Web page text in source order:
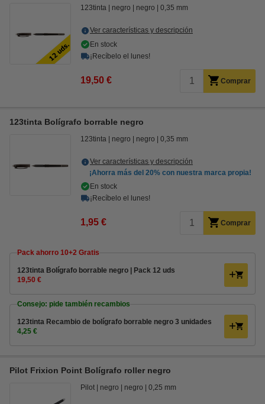
123tinta negro negro 0,35 mm
Ver características y descripción
En stock
¡Recíbelo el lunes!
19,50 € Comprar
123tinta Bolígrafo borrable negro
123tinta negro negro 0,35 mm
Ver características y descripción
¡Ahorra más del 20% con nuestra marca propia!
En stock
¡Recíbelo el lunes!
1,95 € Comprar
Pack ahorro 10+2 Gratis
123tinta Bolígrafo borrable negro | Pack 12 uds
19,50 €
Consejo: pide también recambios
123tinta Recambio de bolígrafo borrable negro 3 unidades
4,25 €
Pilot Frixion Point Bolígrafo roller negro
Pilot negro negro 0,25 mm